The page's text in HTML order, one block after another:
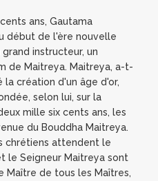
ans, Gautama
début de l'ère nouvelle
instructeur, un
de Maitreya. Maitreya, a-t-
la création d'un âge d'or,
selon lui, sur la
mille six cents ans, les
du Bouddha Maitreya.
chrétiens attendent le
le Seigneur Maitreya sont
Maître de tous les Maîtres,